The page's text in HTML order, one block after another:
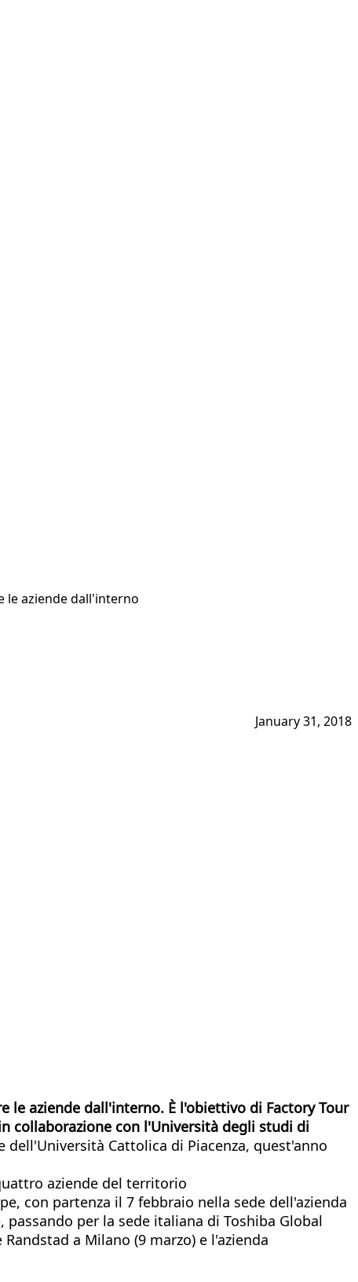
le aziende dall'interno
January 31, 2018
aziende dall'interno. È l'obiettivo di Factory Tour
collaborazione con l'Università degli studi di
Cattolica di Piacenza, quest'anno
aziende del territorio
con partenza il 7 febbraio nella sede dell'azienda
per la sede italiana di Toshiba Global
a Milano (9 marzo) e l'azienda